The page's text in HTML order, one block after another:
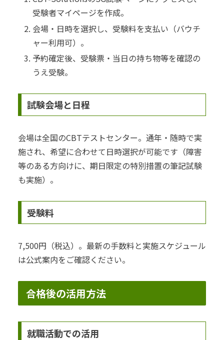
受験者マイページを作成。
会場・日時を選択し、受験料を支払い（バウチ
ャー利用可）。
予約確定後、受験票・当日の持ち物等を確認の
うえ受験。
試験会場と日程
会場は全国のCBTテストセンター。通年・随時で実
施され、希望に合わせて日時選択が可能です（障害
等のある方向けに、期日限定の特別措置の筆記試験
も実施）。
受験料
7,500円（税込）。最新の手数料と実施スケジュール
は公式案内をご確認ください。
合格後の活用方法
就職活動での活用